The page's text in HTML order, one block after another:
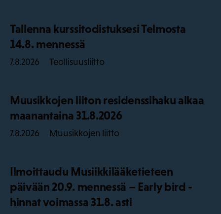
Tallenna kurssitodistuksesi Telmosta
14.8. mennessä
7.8.2026 Teollisuusliitto
Muusikkojen liiton residenssihaku alkaa
maanantaina 31.8.2026
7.8.2026 Muusikkojen liitto
Ilmoittaudu Musiikkilääketieteen
päivään 20.9. mennessä – Early bird -
hinnat voimassa 31.8. asti